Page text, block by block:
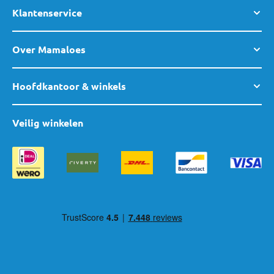
je klaar.
Klantenservice
Over Mamaloes
Hoofdkantoor & winkels
Veilig winkelen